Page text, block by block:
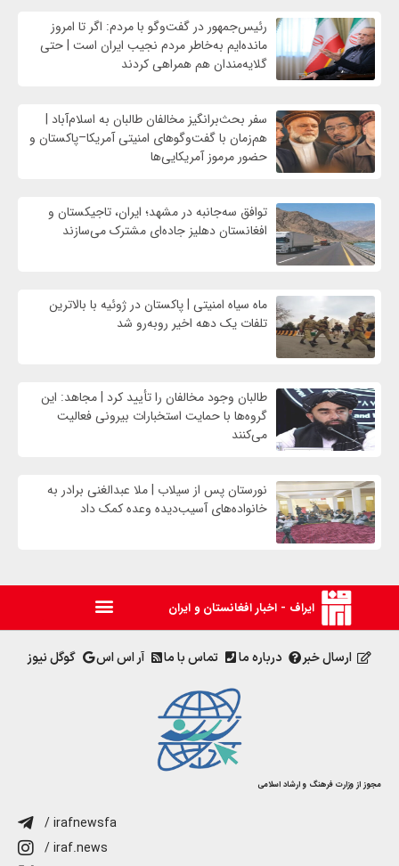
رئیس‌جمهور در گفت‌وگو با مردم: اگر تا امروز
مانده‌ایم به‌خاطر مردم نجیب ایران است | حتی
گلایه‌مندان هم همراهی کردند
سفر بحث‌برانگیز مخالفان طالبان به اسلام‌آباد |
هم‌زمان با گفت‌وگوهای امنیتی آمریکا–پاکستان و
حضور مرموز آمریکایی‌ها
توافق سه‌جانبه در مشهد؛ ایران، تاجیکستان و
افغانستان دهلیز جاده‌ای مشترک می‌سازند
ماه سیاه امنیتی | پاکستان در ژوئیه با بالاترین
تلفات یک دهه اخیر روبه‌رو شد
طالبان وجود مخالفان را تأیید کرد | مجاهد: این
گروه‌ها با حمایت استخبارات بیرونی فعالیت
می‌کنند
نورستان پس از سیلاب | ملا عبدالغنی برادر به
خانواده‌های آسیب‌دیده وعده کمک داد
ایراف - اخبار افغانستان و ایران
ارسال خبر درباره ما تماس با ما آر اس اس گوگل نیوز
مجوز از وزارت فرهنگ و ارشاد اسلامی
/ irafnewsfa
/ iraf.news